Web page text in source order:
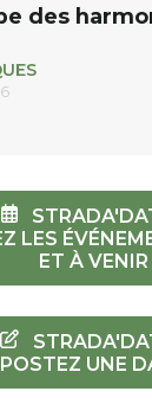
des
LES
ET À VENIR
POSTEZ UNE